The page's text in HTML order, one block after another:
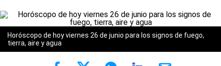
Horóscopo de hoy viernes 26 de junio para los signos de fuego,
tierra, aire y agua